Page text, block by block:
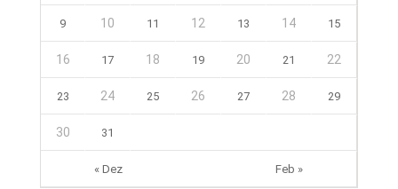
« Dez Feb »
9 10 11 12 13 14 15
16 17 18 19 20 21 22
23 24 25 26 27 28 29
30 31